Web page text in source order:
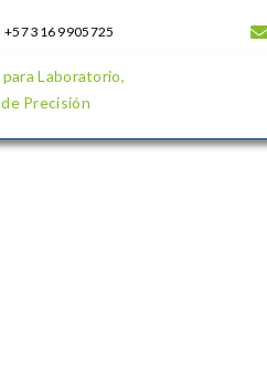
+57 316 9905725